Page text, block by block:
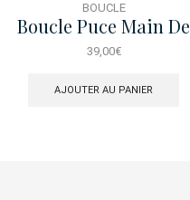
BOUCLE
Boucle Puce Main De
Fatma
39,00€
AJOUTER AU PANIER